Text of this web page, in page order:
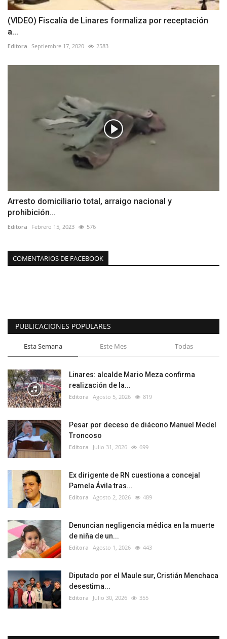
(VIDEO) Fiscalía de Linares formaliza por receptación
a...
Editora Septiembre 17, 2020 2583
Arresto domiciliario total, arraigo nacional y
prohibición...
Editora Febrero 15, 2023 576
COMENTARIOS DE FACEBOOK
PUBLICACIONES POPULARES
Esta Semana Este Mes Todas
Linares: alcalde Mario Meza confirma
realización de la...
Editora Agosto 5, 2026 819
Pesar por deceso de diácono Manuel Medel
Troncoso
Editora Julio 31, 2026 699
Ex dirigente de RN cuestiona a concejal
Pamela Ávila tras...
Editora Agosto 2, 2026 489
Denuncian negligencia médica en la muerte
de niña de un...
Editora Agosto 1, 2026 443
Diputado por el Maule sur, Cristián Menchaca
desestima...
Editora Julio 30, 2026 355